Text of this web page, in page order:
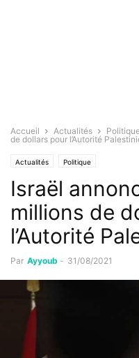
Accueil Actualités
de dollars pour l’Autorité
Actualités Politique
Israël
millions de
l’Autorité
Par Ayyoub - 31/08/2021